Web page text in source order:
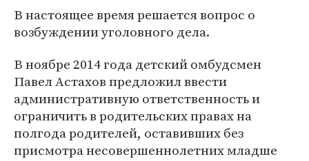
В настоящее время решается вопрос о
возбуждении уголовного дела.
В ноябре 2014 года детский омбудсмен
Павел Астахов предложил ввести
административную ответственность и
ограничить в родительских правах на
полгода родителей, оставивших без
присмотра несовершеннолетних младше